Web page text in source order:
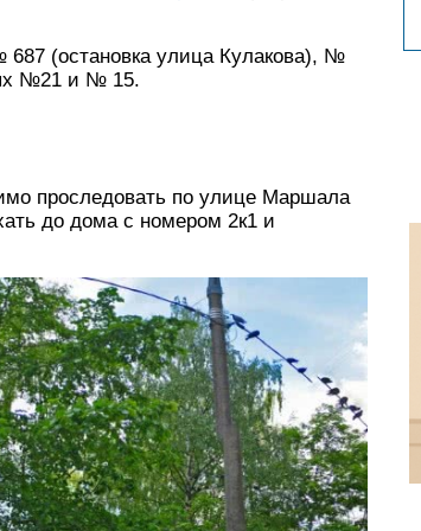
(остановка улица Кулакова), №
№21 и № 15.
проследовать по улице Маршала
до дома с номером 2к1 и